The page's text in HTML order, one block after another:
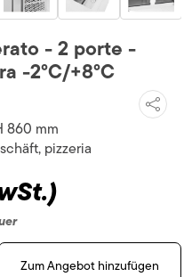
- 2 porte -
-2°C/+8°C
860 mm
pizzeria
Zum Angebot hinzufügen